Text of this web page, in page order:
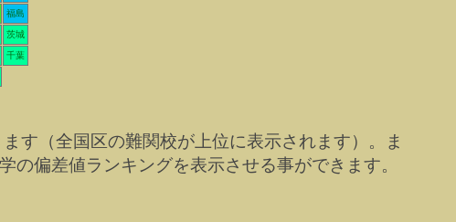
福島
茨城
千葉
す（全国区の難関校が上位に表示されます）。ま
偏差値ランキングを表示させる事ができます。